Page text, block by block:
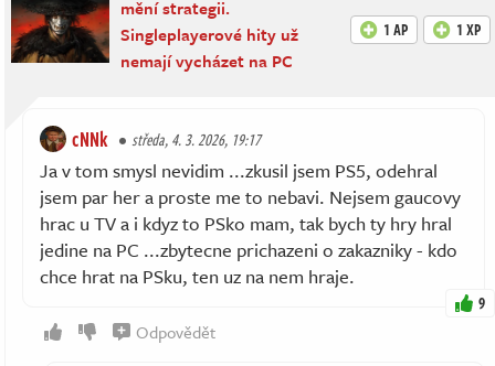
mění strategii.
Singleplayerové hity už
nemají vycházet na PC
1 AP 1 XP
cNNk středa, 4. 3. 2026, 19:17
Ja v tom smysl nevidim ...zkusil jsem PS5, odehral
jsem par her a proste me to nebavi. Nejsem gaucovy
hrac u TV a i kdyz to PSko mam, tak bych ty hry hral
jedine na PC ...zbytecne prichazeni o zakazniky - kdo
chce hrat na PSku, ten uz na nem hraje.
9
Odpovědět